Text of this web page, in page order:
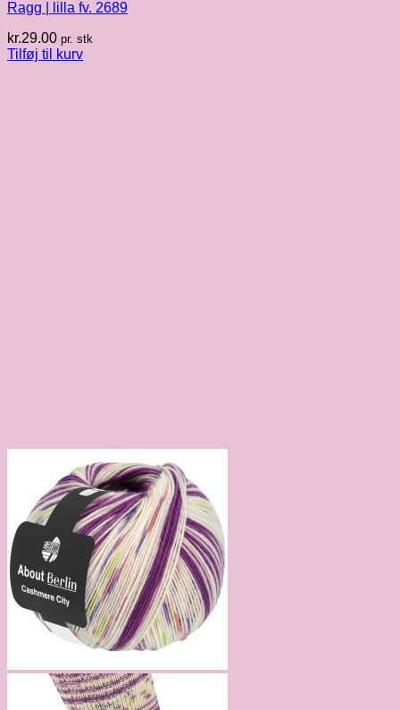
Ragg | lilla fv. 2689
kr.29.00 pr. stk
Tilføj til kurv